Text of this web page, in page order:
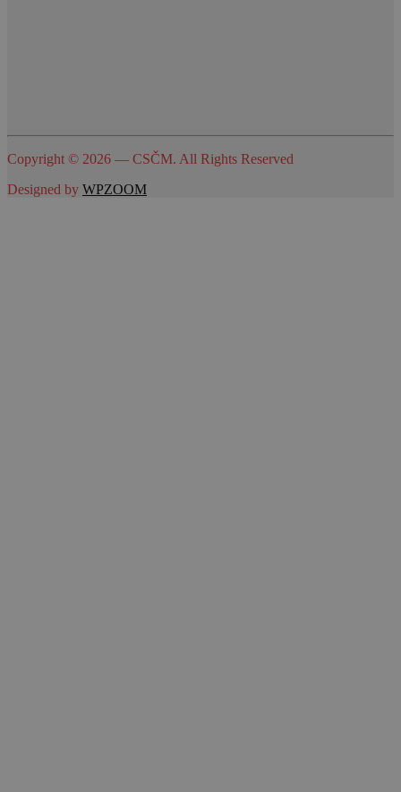
Copyright © 2026 — CSČM. All Rights Reserved
Designed by WPZOOM